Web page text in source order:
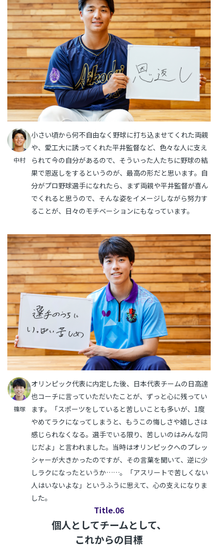
中村
小さい頃から何不自由なく野球に打ち込ませてくれた両親
や、愛工大に誘ってくれた平井監督など、色々な人に支え
られて今の自分があるので、そういった人たちに野球の結
果で恩返しをするというのが、最高の形だと思います。自
分がプロ野球選手になれたら、まず両親や平井監督が喜ん
でくれると思うので、そんな姿をイメージしながら努力す
ることが、日々のモチベーションにもなっています。
篠塚
オリンピック代表に内定した後、日本代表チームの日高達
也コーチに言っていただいたことが、ずっと心に残ってい
ます。「スポーツをしていると苦しいことも多いが、1度
やめてラクになってしまうと、もうこの悔しさや嬉しさは
感じられなくなる。選手でいる限り、苦しいのはみんな同
じだよ」と言われました。当時はオリンピックへのプレッ
シャーが大きかったのですが、その言葉を聞いて、逆に少
しラクになったというか……。「アスリートで苦しくない
人はいないよな」というふうに思えて、心の支えになりま
した。
Title.06
個人としてチームとして、
これからの目標